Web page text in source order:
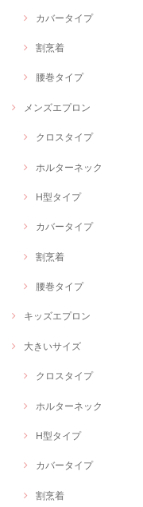
カバータイプ
割烹着
腰巻タイプ
メンズエプロン
クロスタイプ
ホルターネック
H型タイプ
カバータイプ
割烹着
腰巻タイプ
キッズエプロン
大きいサイズ
クロスタイプ
ホルターネック
H型タイプ
カバータイプ
割烹着